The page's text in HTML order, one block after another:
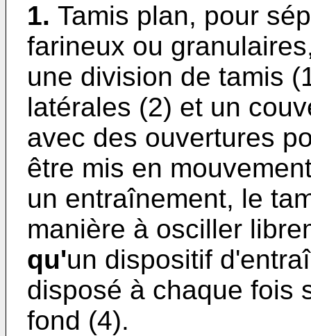
1. Tamis plan, pour
farineux ou
une division de tamis
latérales (2) et un
avec des ouvertures
être mis en
un entraînement, le
manière à osciller
qu'un dispositif
disposé à chaque fois
fond (4).